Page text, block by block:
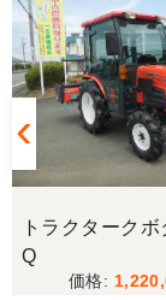
この度
よろしく
三重県／
購入か
ございま
当方の要
トラクターク
Q